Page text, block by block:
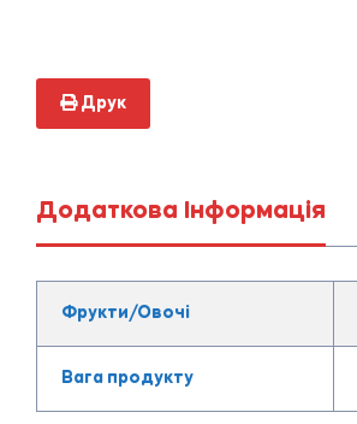
Друк
Додаткова Інформація
Фрукти/Овочі
Вага продукту